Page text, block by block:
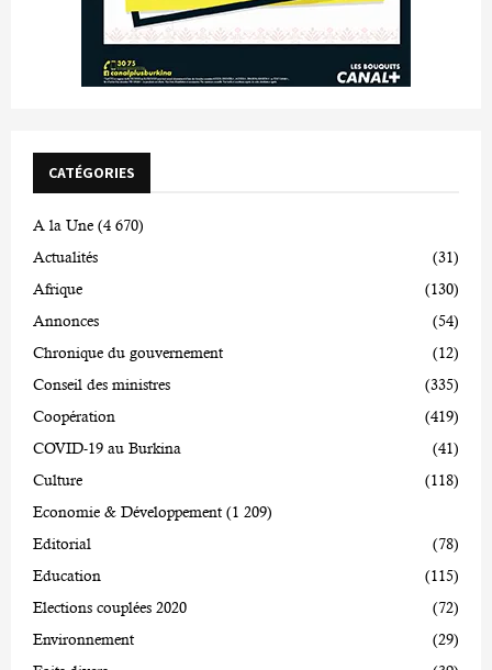
CATÉGORIES
A la Une (4 670)
Actualités
(31)
Afrique
(130)
Annonces
(54)
Chronique du gouvernement
(12)
Conseil des ministres
(335)
Coopération
(419)
COVID-19 au Burkina
(41)
Culture
(118)
Economie & Développement (1 209)
Editorial
(78)
Education
(115)
Elections couplées 2020
(72)
Environnement
(29)